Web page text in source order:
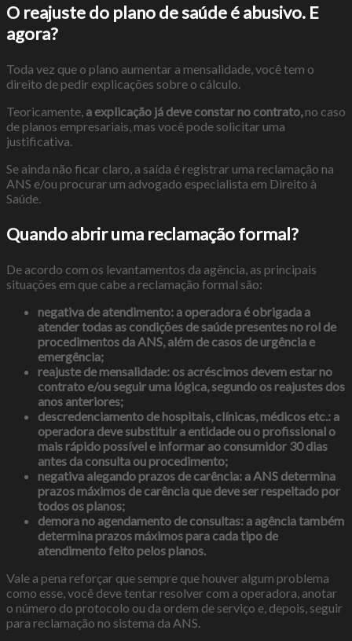
O reajuste do plano de saúde é abusivo. E
agora?
Toda vez que o plano aumentar a mensalidade, você tem o
direito de pedir explicações sobre o cálculo.
Teoricamente, a explicação já deve constar no contrato, no caso
de planos empresariais, mas você pode solicitar uma
justificativa.
Se ainda não ficar claro, a saída é registrar uma reclamação na
ANS e/ou procurar um advogado especialista em Direito à
Saúde.
Quando abrir uma reclamação formal?
De acordo com os levantamentos da agência, as principais
situações em que cabe a reclamação formal são:
negativa de atendimento: a operadora é obrigada a
atender todas as condições de saúde presentes no rol de
procedimentos da ANS, além de casos de urgência e
emergência;
reajuste de mensalidade: os acréscimos devem estar no
contrato e/ou seguir uma lógica, segundo os reajustes dos
anos anteriores;
descredenciamento de hospitais, clínicas, médicos etc.: a
operadora deve substituir a entidade ou o profissional o
mais rápido possível e informar ao consumidor 30 dias
antes da consulta ou procedimento;
negativa alegando prazos de carência: a ANS determina
prazos máximos de carência que deve ser respeitado por
todos os planos;
demora no agendamento de consultas: a agência também
determina prazos máximos para cada tipo de
atendimento feito pelos planos.
Vale a pena reforçar que sempre que houver algum problema
como esse, você deve tentar resolver com a operadora, anotar
o número do protocolo ou da ordem de serviço e, depois, seguir
para reclamação no sistema da ANS.